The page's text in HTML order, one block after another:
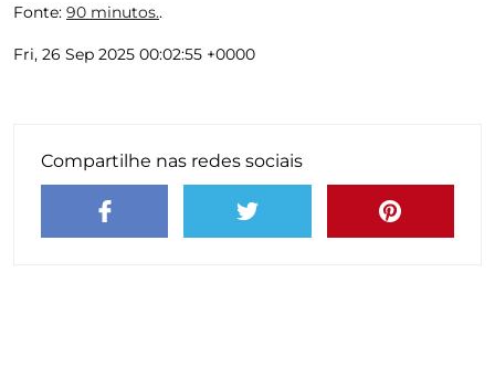
Fonte: 90 minutos..
Fri, 26 Sep 2025 00:02:55 +0000
Compartilhe nas redes sociais